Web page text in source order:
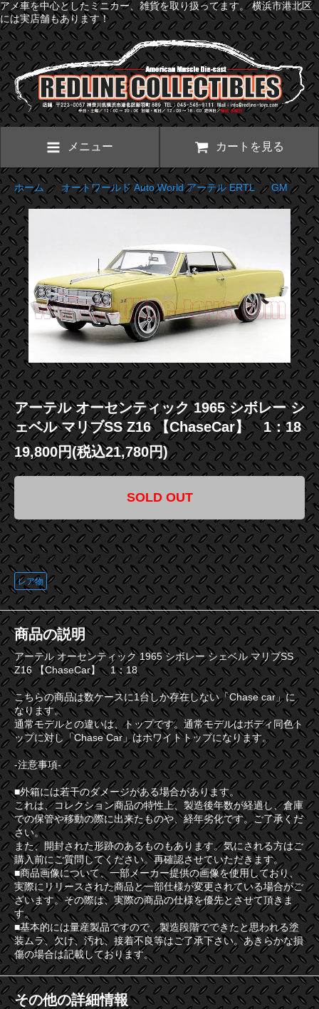
アメ車を中心としたミニカー、雑貨を取り扱ってます。 横浜市港北区
には実店舗もあります！
メニュー カートを見る
ホーム>オートワールド Auto World アーテル ERTL>GM
アーテル オーセンティック 1965 シボレー シ
ェベル マリブSS Z16 【ChaseCar】 1：18
19,800円(税込21,780円)
SOLD OUT
この商品に登録されているタグ
レア物
商品の説明
アーテル オーセンティック 1965 シボレー シェベル マリブSS
Z16 【ChaseCar】 1：18
こちらの商品は数ケースに1台しか存在しない「Chase car」に
なります。
通常モデルとの違いは、トップです。通常モデルはボディ同色ト
ップに対し「Chase Car」はホワイトトップになります。
-注意事項-
■外箱には若干のダメージがある場合があります。
これは、コレクション商品の特性上、製造後年数が経過し、倉庫
での保管や移動の際に出来たものや、経年劣化です。ご了承くだ
さい。
また、開封された形跡のあるものもあります。気にされる方はご
購入前にご質問してください。再確認させていただきます。
■商品画像について、一部メーカー提供の画像を使用しており、
実際にリリースされた商品と一部仕様が変更されている場合がご
ざいます。その際は、実際の商品の仕様を優先とさせて頂きま
す。
■基本的には量産製品ですので、製造段階でできたと思われる塗
装ムラ、欠け、汚れ、接着不良等はご了承下さい。あきらかな損
傷の場合は記載しております。
その他の詳細情報